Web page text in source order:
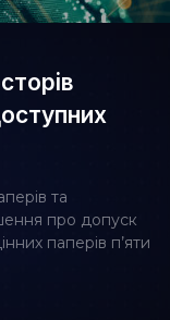
та
про допуск
паперів п’яти